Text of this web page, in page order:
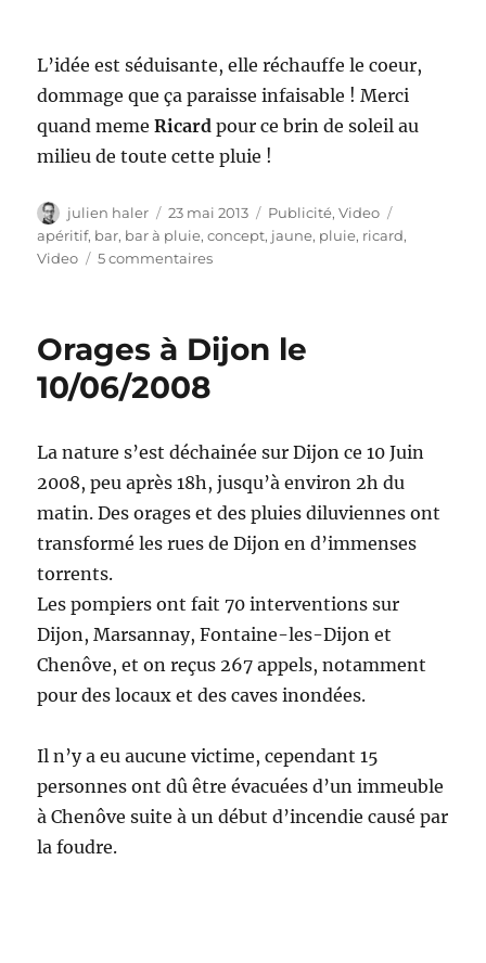
L’idée est séduisante, elle réchauffe le coeur,
dommage que ça paraisse infaisable ! Merci
quand memeRicardpour ce brin de soleil au
milieu de toute cette pluie !
Auteur
julien haler
Publié
le
23 mai 2013 Catégories
Publicité,Video
apéritif, bar, bar à pluie,concept, jaune, pluie, ricard,
Video
5 commentairessur
bar
à
Orages à Dijon le
10/06/2008
La nature s’est déchainée sur Dijon ce 10 Juin
2008, peu après 18h, jusqu’à environ 2h du
matin. Des orages et des pluies diluviennes ont
transformé les rues de Dijon en d’immenses
torrents.
Les pompiers ont fait 70 interventions sur
Dijon, Marsannay, Fontaine-les-Dijon et
Chenôve, et on reçus 267 appels, notamment
pour des locaux et des caves inondées.
Il n’y a eu aucune victime, cependant 15
personnes ont dû être évacuées d’un immeuble
à Chenôve suite à un début d’incendie causé par
la foudre.